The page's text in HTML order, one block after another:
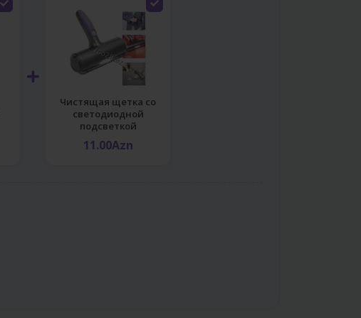
Чистящая щетка со
светодиодной
подсветкой
11.00Azn